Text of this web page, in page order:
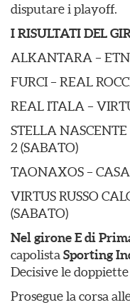
disputare i playoff.
I RISULTATI DEL
ALKANTARA –
FURCI – REAL
REAL ITALA –
STELLA
2 (SABATO)
TAONAXOS –
VIRTUS RUSSO
(SABATO)
Nel girone E di
capolista Sporting
Decisive le
Prosegue la corsa